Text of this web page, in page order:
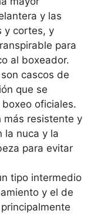
y las
y cortes, y
para
al boxeador.
son cascos de
que se
oficiales.
más resistente y
la nuca y la
para evitar
tipo intermedio
y el de